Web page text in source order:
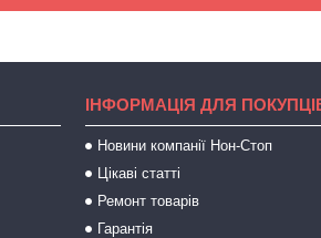
ІНФОРМАЦІЯ ДЛЯ
Новини компанії Нон-Стоп
Цікаві статті
Ремонт товарів
Гарантія